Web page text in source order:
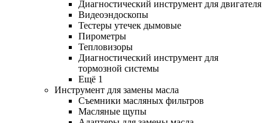
Диагностический инструмент для двигателя
Видеоэндоскопы
Тестеры утечек дымовые
Пирометры
Тепловизоры
Диагностический инструмент для
тормозной системы
Ещё 1
Инструмент для замены масла
Съемники масляных фильтров
Масляные щупы